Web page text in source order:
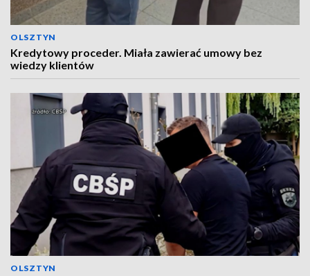
OLSZTYN
Kredytowy proceder. Miała zawierać umowy bez
wiedzy klientów
OLSZTYN